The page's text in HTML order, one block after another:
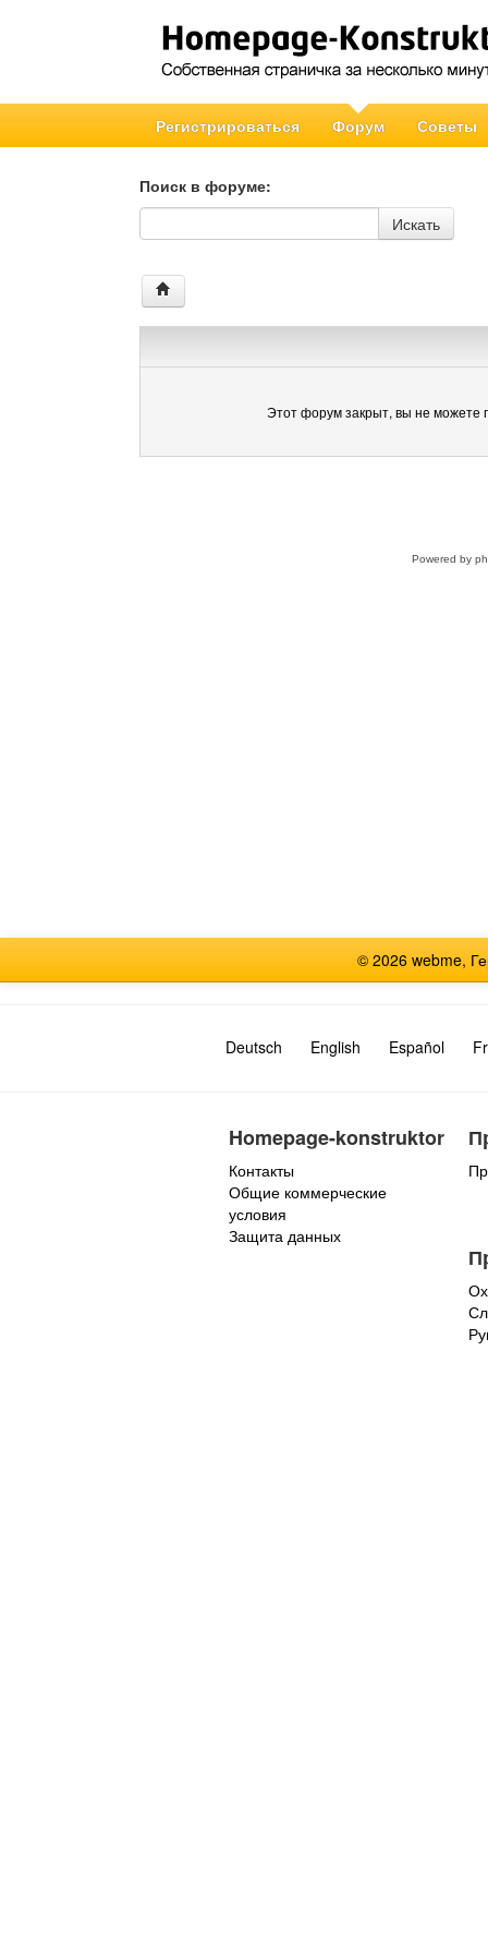
Регистрироваться Форум Советы
Поиск в форуме:
Поиск в форуме
Искать
Этот форум закрыт, вы не можете
Powered by
© 2026 webme,
Deutsch English Español
Homepage-konstruktor
Контакты
Общие коммерческие
условия
Защита данных